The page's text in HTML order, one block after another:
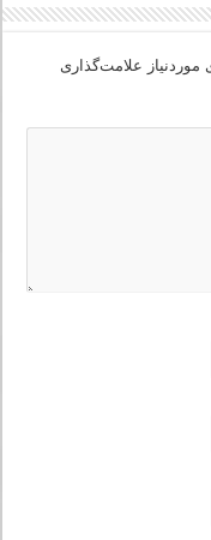
علامت‌گذاری